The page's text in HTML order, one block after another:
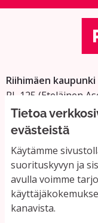
Tietoa
evästeistä
Käytämme
suorituskyvyn ja
avulla voimme
kanavista.
Riihimäen kaupunki
PL 125 (Eteläinen
11101 Riihimäki
Vaihde: 019 758 4000
Yhteystiedot ja
Käyttöehdot